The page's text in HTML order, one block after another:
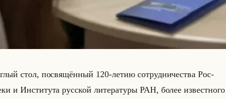
стол, по­свя­щён­ный 120-летию со­труд­ни­че­ства Рос­
и Ин­сти­ту­та рус­ской ли­те­ра­ту­ры РАН, более из­вест­но­го